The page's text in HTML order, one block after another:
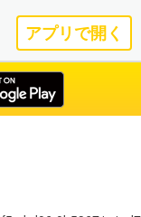
アプリで開く